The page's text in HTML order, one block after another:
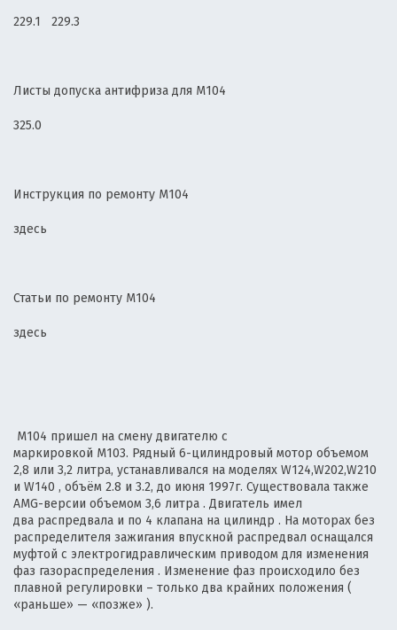
229.1 229.3
Листы допуска антифриза для М104
325.0
Инструкция по ремонту М104
здесь
Статьи по ремонту М104
здесь
М104 пришел на смену двигателю с
маркировкой М103. Рядный 6-цилиндровый мотор объемом
2,8 или 3,2 литра, устанавливался на моделях W124,W202,W210
и W140 , объём 2.8 и 3.2, до июня 1997г. Существовала также
AMG-версии объемом 3,6 литра . Двигатель имел
два распредвала и по 4 клапана на цилиндр . На моторах без
распределителя зажигания впускной распредвал оснащался
муфтой с электрогидравлическим приводом для изменения
фаз газораспределения . Изменение фаз происходило без
плавной регулировки – только два крайних положения (
«раньше» — «позже» ).